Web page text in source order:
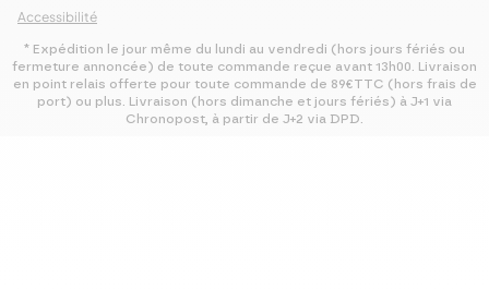
Accessibilité
* Expédition le jour même du lundi au vendredi (hors jours fériés ou
fermeture annoncée) de toute commande reçue avant 13h00. Livraison
en point relais offerte pour toute commande de 89€TTC (hors frais de
port) ou plus. Livraison (hors dimanche et jours fériés) à J+1 via
Chronopost, à partir de J+2 via DPD.